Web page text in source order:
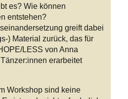
es? Wie können
entstehen?
greift dabei
) Material zurück, das für
LESS von Anna
erarbeitet
Workshop sind keine